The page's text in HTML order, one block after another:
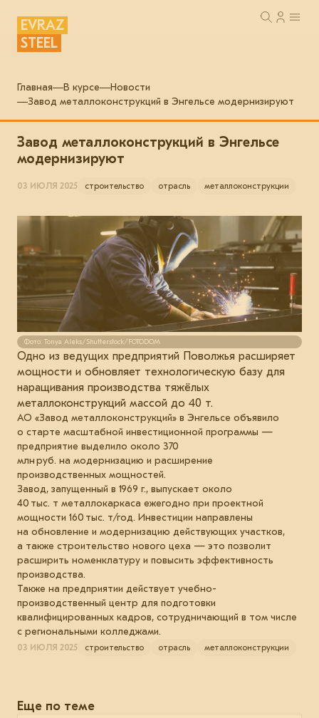
EVRAZ
STEEL
Главная В курсе
Новости
Завод металлоконструкций в Энгельсе модернизируют
Завод металлоконструкций в Энгельсе
модернизируют
03 ИЮЛЯ 2025 строительство отрасль металлоконструкции
Фото: Tonya Aleks/Shutterstock/FOTODOM
Одно из ведущих предприятий Поволжья расширяет
мощности и обновляет технологическую базу для
наращивания производства тяжёлых
металлоконструкций массой до 40 т.
АО «Завод металлоконструкций» в Энгельсе объявило
о старте масштабной инвестиционной программы —
предприятие выделило около 370
млн руб. на модернизацию и расширение
производственных мощностей.
Завод, запущенный в 1969 г., выпускает около
40 тыс. т металлокаркаса ежегодно при проектной
мощности 160 тыс. т/год. Инвестиции направлены
на обновление и модернизацию действующих участков,
а также строительство нового цеха — это позволит
расширить номенклатуру и повысить эффективность
производства.
Также на предприятии действует учебно-
производственный центр для подготовки
квалифицированных кадров, сотрудничающий в том числе
с региональными колледжами.
03 ИЮЛЯ 2025 строительство отрасль металлоконструкции
Еще по теме